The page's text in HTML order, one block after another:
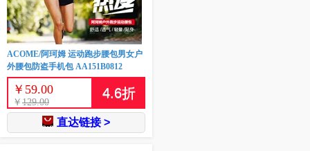
ACOME/阿珂姆 运动跑步腰包男女户
外腰包防盗手机包 AA151B0812
￥ 59.00
￥ 129.00
4.6折
直达链接 >